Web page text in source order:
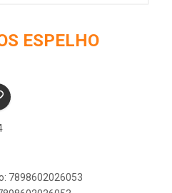
ESPELHO
7898602026053